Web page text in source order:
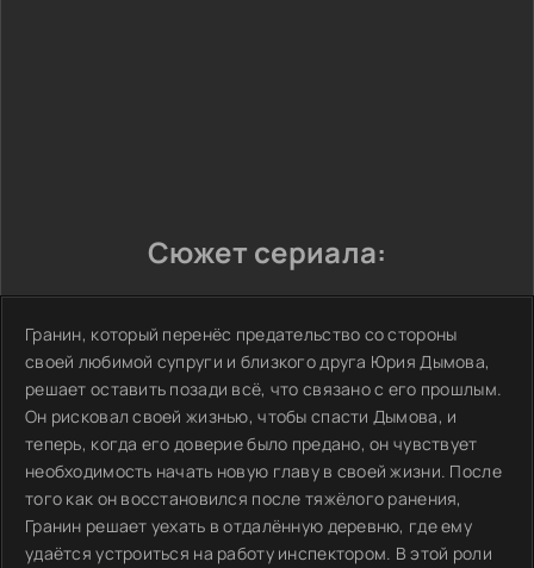
Сюжет сериала:
Гранин, который перенёс предательство со стороны
своей любимой супруги и близкого друга Юрия Дымова,
решает оставить позади всё, что связано с его прошлым.
Он рисковал своей жизнью, чтобы спасти Дымова, и
теперь, когда его доверие было предано, он чувствует
необходимость начать новую главу в своей жизни. После
того как он восстановился после тяжёлого ранения,
Гранин решает уехать в отдалённую деревню, где ему
удаётся устроиться на работу инспектором. В этой роли